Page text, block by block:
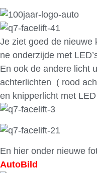
Je ziet goed de nieuwe
ne onderzijde met
En ook de andere licht
achterlichten ( rood
en knipperlicht met
En hier onder nieuwe
AutoBild